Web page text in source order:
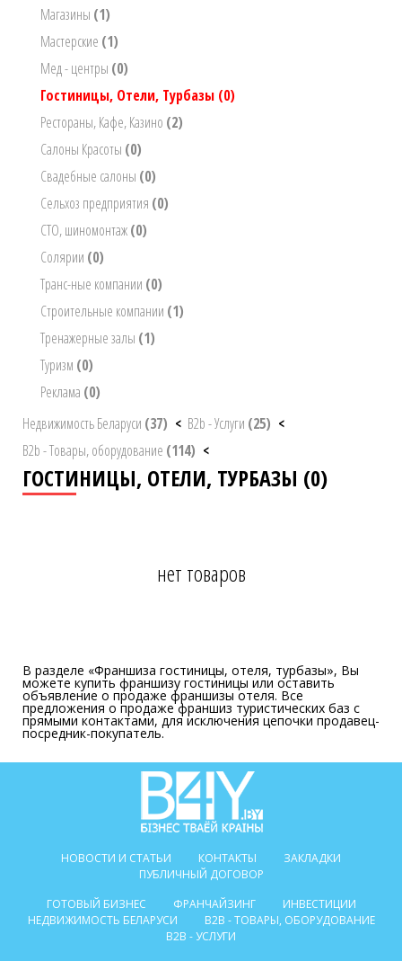
Магазины (1)
Мастерские (1)
Мед - центры (0)
Гостиницы, Отели, Турбазы (0)
Рестораны, Кафе, Казино (2)
Салоны Красоты (0)
Свадебные салоны (0)
Сельхоз предприятия (0)
СТО, шиномонтаж(0)
Солярии (0)
Транс-ные компании (0)
Строительные компании (1)
Тренажерные залы (1)
Туризм (0)
Реклама (0)
Недвижимость Беларуси (37) < B2b - Услуги (25) <
B2b - Товары, оборудование (114) <
ГОСТИНИЦЫ, ОТЕЛИ, ТУРБАЗЫ (0)
нет товаров
В разделе «Франшиза гостиницы, отеля, турбазы», Вы
можете купить франшизу гостиницы или оставить
объявление о продаже франшизы отеля. Все
предложения о продаже франшиз туристических баз с
прямыми контактами, для исключения цепочки продавец-
посредник-покупатель.
НОВОСТИ И СТАТЬИ КОНТАКТЫ
ЗАКЛАДКИ
ПУБЛИЧНЫЙ ДОГОВОР
ГОТОВЫЙ БИЗНЕС
ФРАНЧАЙЗИНГ
ИНВЕСТИЦИИ
НЕДВИЖИМОСТЬ БЕЛАРУСИ
B2B - ТОВАРЫ, ОБОРУДОВАНИЕ
B2B - УСЛУГИ